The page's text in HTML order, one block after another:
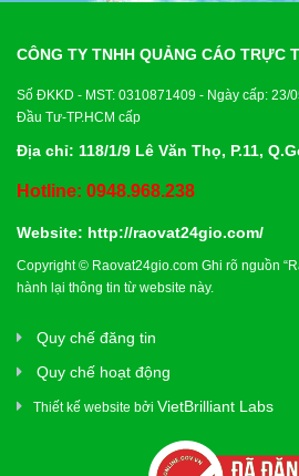
CÔNG TY TNHH QUẢNG CÁO TRỰC
Số ĐKKD - MST: 0310871409 - Ngày cấp: 23/
Đầu Tư-TP.HCM cấp
Địa chỉ: 118/1/9 Lê Văn Thọ, P.11,
Hotline: 0948.968.238
Website: http://raovat24gio.com/
Copyright © Raovat24gio.com Ghi rõ nguồn
hành lại thông tin từ website này.
Quy chế đăng tin
Quy chế hoạt động
Thiết kế website bởi VietBrilliant Labs